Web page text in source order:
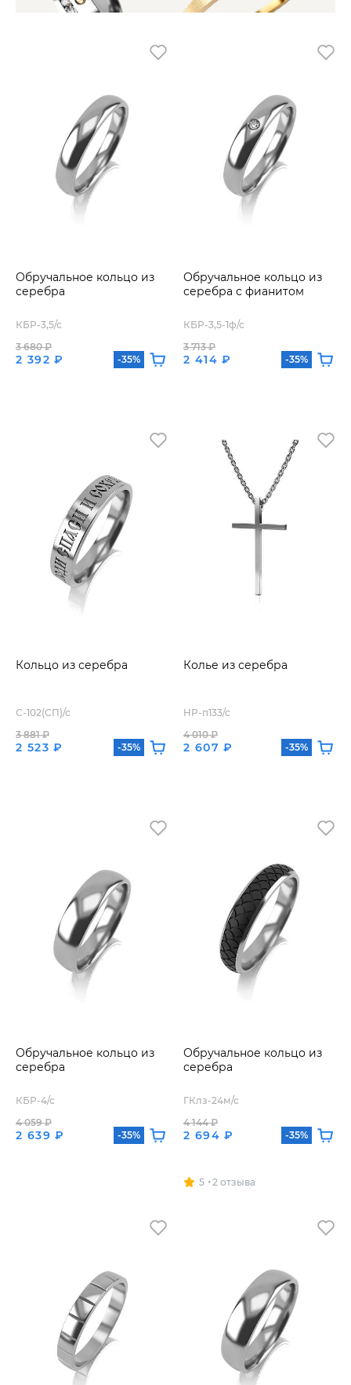
Обручальное кольцо из
серебра
КБР-3,5/с
2 392 ₽
3 680 ₽
-35%
Обручальное кольцо из
серебра с фианитом
КБР-3,5-1ф/с
2 414 ₽
3 713 ₽
-35%
Кольцо из серебра
С-102(СП)/с
2 523 ₽
3 881 ₽
-35%
Колье из серебра
HP-п133/с
2 607 ₽
4 010 ₽
-35%
Обручальное кольцо из
серебра
КБР-4/с
2 639 ₽
4 059 ₽
-35%
Обручальное кольцо из
серебра
ГКлз-24м/с
2 694 ₽
4 144 ₽
-35%
5 2 отзыва